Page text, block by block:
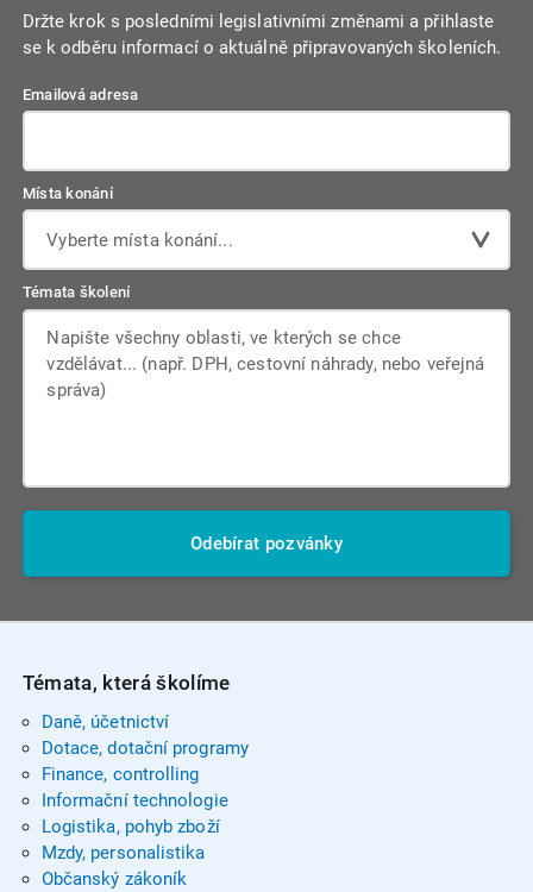
Držte krok s posledními legislativními změnami a přihlaste
se k odběru informací o aktuálně připravovaných školeních.
Emailová adresa
Místa konání
Vyberte místa konání...
Témata školení
Odebírat pozvánky
Témata, která školíme
Daně, účetnictví
Dotace, dotační programy
Finance, controlling
Informační technologie
Logistika, pohyb zboží
Mzdy, personalistika
Občanský zákoník